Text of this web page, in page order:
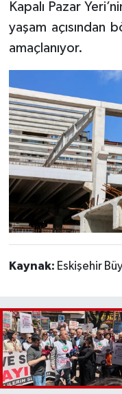
Kapalı Pazar
yaşam açısından
amaçlanıyor.
Kaynak: Eskişehir